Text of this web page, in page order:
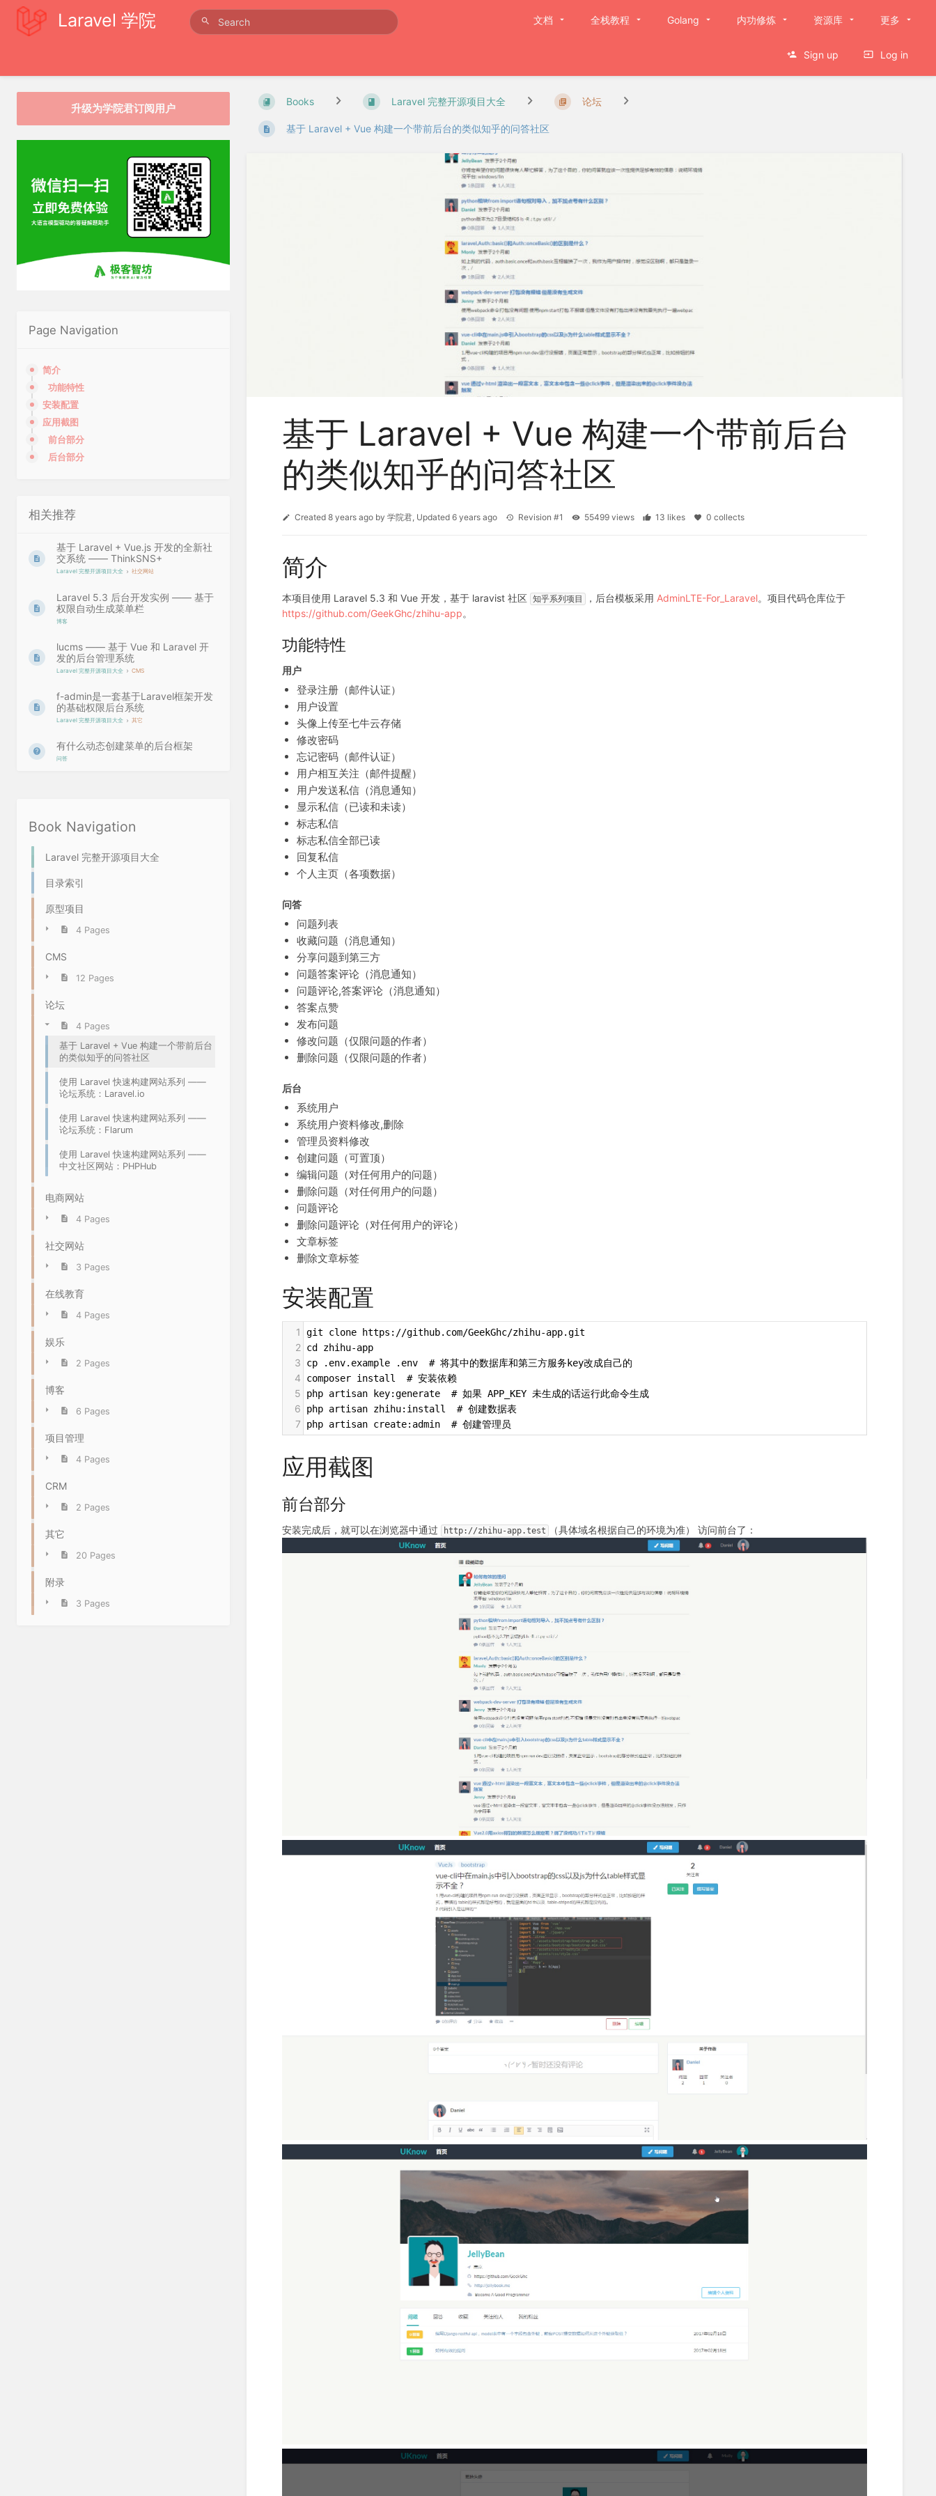
Laravel 学院 文档 全栈教程 Golang 内功修炼 资源库 更多
Sign up Log in
Book Navigation
Laravel 完整开源项目大全
目录索引
原型项目
4 Pages
CMS
12 Pages
论坛
4 Pages
基于 Laravel + Vue 构建一个带前后台
的类似知乎的问答社区
使用 Laravel 快速构建网站系列 ——
论坛系统：Laravel.io
使用 Laravel 快速构建网站系列 ——
论坛系统：Flarum
使用 Laravel 快速构建网站系列 ——
中文社区网站：PHPHub
电商网站
4 Pages
社交网站
3 Pages
在线教育
4 Pages
娱乐
2 Pages
博客
6 Pages
项目管理
4 Pages
CRM
2 Pages
其它
20 Pages
附录
3 Pages
Books Laravel 完整开源项目大全 论坛
基于 Laravel + Vue 构建一个带前后台的类似知乎的问答社区
基于 Laravel + Vue 构建一个带前后台
的类似知乎的问答社区
Created 8 years ago by 学院君, Updated 6 years ago Revision #1 55499 views 13 likes 0 collects
简介
本项目使用 Laravel 5.3 和 Vue 开发，基于 laravist 社区 知乎系列项目 ，后台模板采用 AdminLTE-For_Laravel。项目代码仓库位于
https://github.com/GeekGhc/zhihu-app。
功能特性
用户
登录注册（邮件认证）
用户设置
头像上传至七牛云存储
修改密码
忘记密码（邮件认证）
用户相互关注（邮件提醒）
用户发送私信（消息通知）
显示私信（已读和未读）
标志私信
标志私信全部已读
回复私信
个人主页（各项数据）
问答
问题列表
收藏问题（消息通知）
分享问题到第三方
问题答案评论（消息通知）
问题评论,答案评论（消息通知）
答案点赞
发布问题
修改问题（仅限问题的作者）
删除问题（仅限问题的作者）
后台
系统用户
系统用户资料修改,删除
管理员资料修改
创建问题（可置顶）
编辑问题（对任何用户的问题）
删除问题（对任何用户的问题）
问题评论
删除问题评论（对任何用户的评论）
文章标签
删除文章标签
安装配置
1 git clone https://github.com/GeekGhc/zhihu-app.git
2 cd zhihu-app
3 cp .env.example .env  # 将其中的数据库和第三方服务key改成自己的
4 composer install  # 安装依赖
5 php artisan key:generate  # 如果 APP_KEY 未生成的话运行此命令生成
6 php artisan zhihu:install  # 创建数据表
7 php artisan create:admin  # 创建管理员
应用截图
前台部分
安装完成后，就可以在浏览器中通过 http://zhihu-app.test （具体域名根据自己的环境为准） 访问前台了：
升级为学院君订阅用户
Page Navigation
简介
功能特性
安装配置
应用截图
前台部分
后台部分
相关推荐
基于 Laravel + Vue.js 开发的全新社
交系统 —— ThinkSNS+
Laravel 完整开源项目大全 社交网站
Laravel 5.3 后台开发实例 —— 基于
权限自动生成菜单栏
博客
lucms —— 基于 Vue 和 Laravel 开
发的后台管理系统
Laravel 完整开源项目大全 CMS
f-admin是一套基于Laravel框架开发
的基础权限后台系统
Laravel 完整开源项目大全 其它
有什么动态创建菜单的后台框架
问答